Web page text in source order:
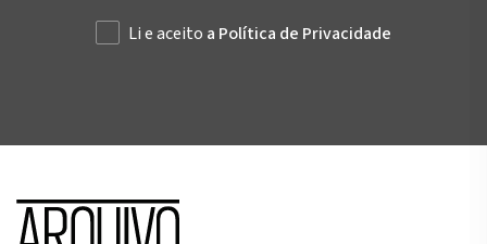
Li e aceito a Política de Privacidade